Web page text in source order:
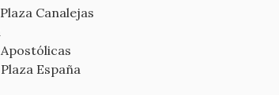
Canalejas
España